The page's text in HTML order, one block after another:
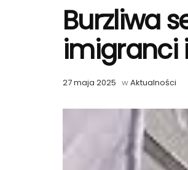
Burzliwa
imigranci
27 maja 2025 wAktualności